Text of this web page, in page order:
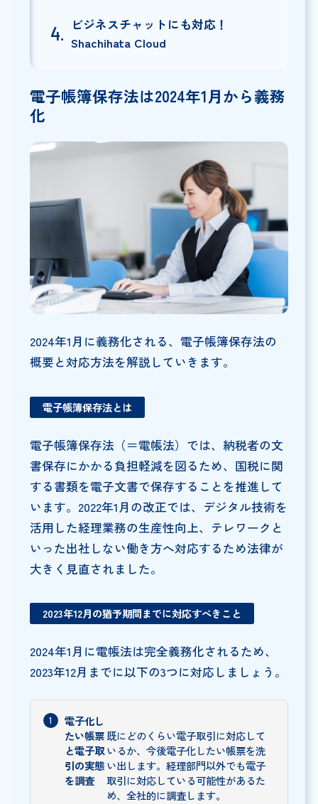
ビジネスチャットにも対応！
Shachihata Cloud
電子帳簿保存法は2024年1月から義務
化
2024年1月に義務化される、電子帳簿保存法の
概要と対応方法を解説していきます。
電子帳簿保存法とは
電子帳簿保存法（＝電帳法）では、納税者の文
書保存にかかる負担軽減を図るため、国税に関
する書類を電子文書で保存することを推進して
います。2022年1月の改正では、デジタル技術を
活用した経理業務の生産性向上、テレワークと
いった出社しない働き方へ対応するため法律が
大きく見直されました。
2023年12月の猶予期間までに対応すべきこと
2024年1月に電帳法は完全義務化されるため、
2023年12月までに以下の3つに対応しましょう。
電子化し
たい帳票
と電子取
引の実態
を調査
既にどのくらい電子取引に対応して
いるか、今後電子化したい帳票を洗
い出します。経理部門以外でも電子
取引に対応している可能性があるた
め、全社的に調査します。